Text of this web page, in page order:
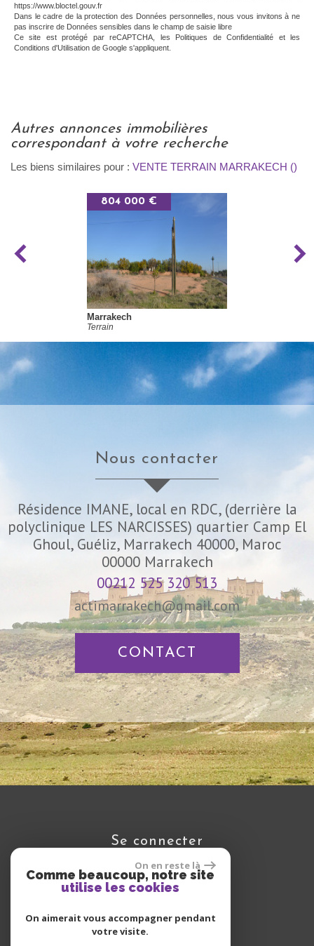
On en reste là
Comme beaucoup, notre site
utilise les cookies
On aimerait vous accompagner pendant
votre visite.
https://www.bloctel.gouv.fr
Dans le cadre de la protection des Données personnelles, nous vous invitons à ne
pas inscrire de Données sensibles dans le champ de saisie libre
Ce site est protégé par reCAPTCHA, les Politiques de Confidentialité et les
Conditions d'Utilisation de Google s'appliquent.
autres annonces immobilières
correspondant à votre recherche
Les biens similaires pour : VENTE TERRAIN MARRAKECH ()
804 000 €
Marrakech
Terrain
nous contacter
Résidence IMANE, local en RDC, (derrière la
polyclinique LES NARCISSES) quartier Camp El
Ghoul, Guéliz, Marrakech 40000, Maroc
00000 Marrakech
00212 525 320 513
actimarrakech@gmail.com
CONTACT
se connecter
Espace propriétaire